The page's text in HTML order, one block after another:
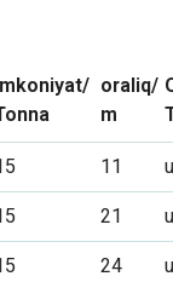
oraliq/
m
11
21
24